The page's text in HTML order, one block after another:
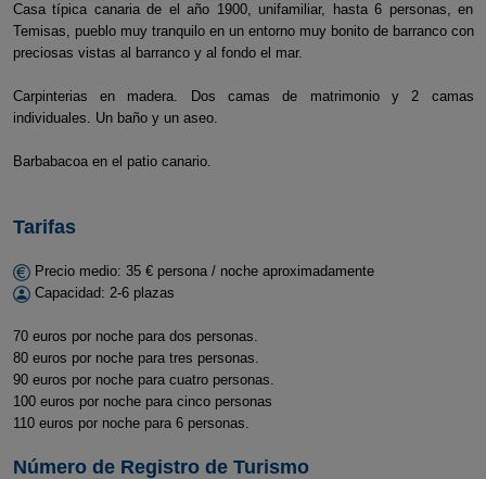
Casa típica canaria de el año 1900, unifamiliar, hasta 6 personas, en
Temisas, pueblo muy tranquilo en un entorno muy bonito de barranco con
preciosas vistas al barranco y al fondo el mar.
Carpinterias en madera. Dos camas de matrimonio y 2 camas
individuales. Un baño y un aseo.
Barbabacoa en el patio canario.
Tarifas
Precio medio: 35 € persona / noche aproximadamente
Capacidad: 2-6 plazas
70 euros por noche para dos personas.
80 euros por noche para tres personas.
90 euros por noche para cuatro personas.
100 euros por noche para cinco personas
110 euros por noche para 6 personas.
Número de Registro de Turismo